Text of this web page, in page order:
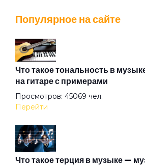
Алиса
Алмазная душа
Амазонка
Популярное на сайте
Что такое тональность в
на гитаре с примерами
Просмотров: 45069 чел.
Перейти
Что такое терция в музыке —